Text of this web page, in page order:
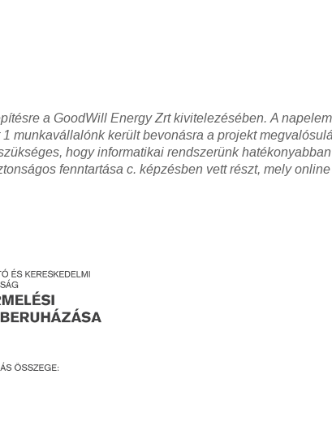
a GoodWill Energy Zrt kivitelezésében. A
munkavállalónk került bevonásra a projekt
hogy informatikai rendszerünk
fenntartása c. képzésben vett részt, mely